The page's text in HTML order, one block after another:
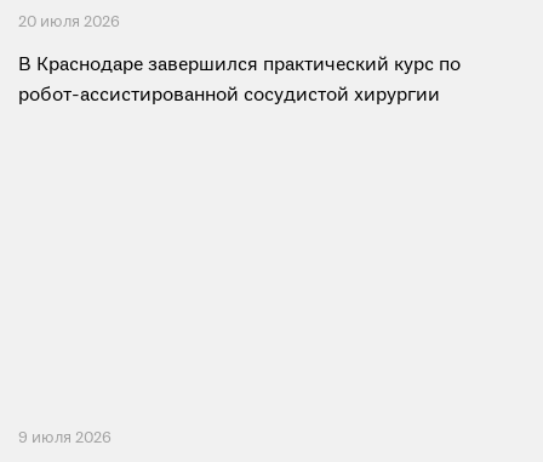
20 июля 2026
В Краснодаре завершился практический курс по
робот-ассистированной сосудистой хирургии
9 июля 2026